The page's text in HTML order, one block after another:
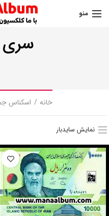
منو
خانه اسکناس
نمایش سایدبار